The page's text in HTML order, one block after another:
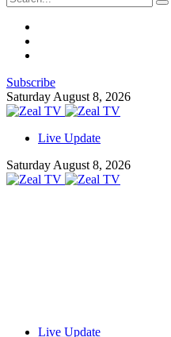
Subscribe
Saturday August 8, 2026
Live Update
Saturday August 8, 2026
Live Update